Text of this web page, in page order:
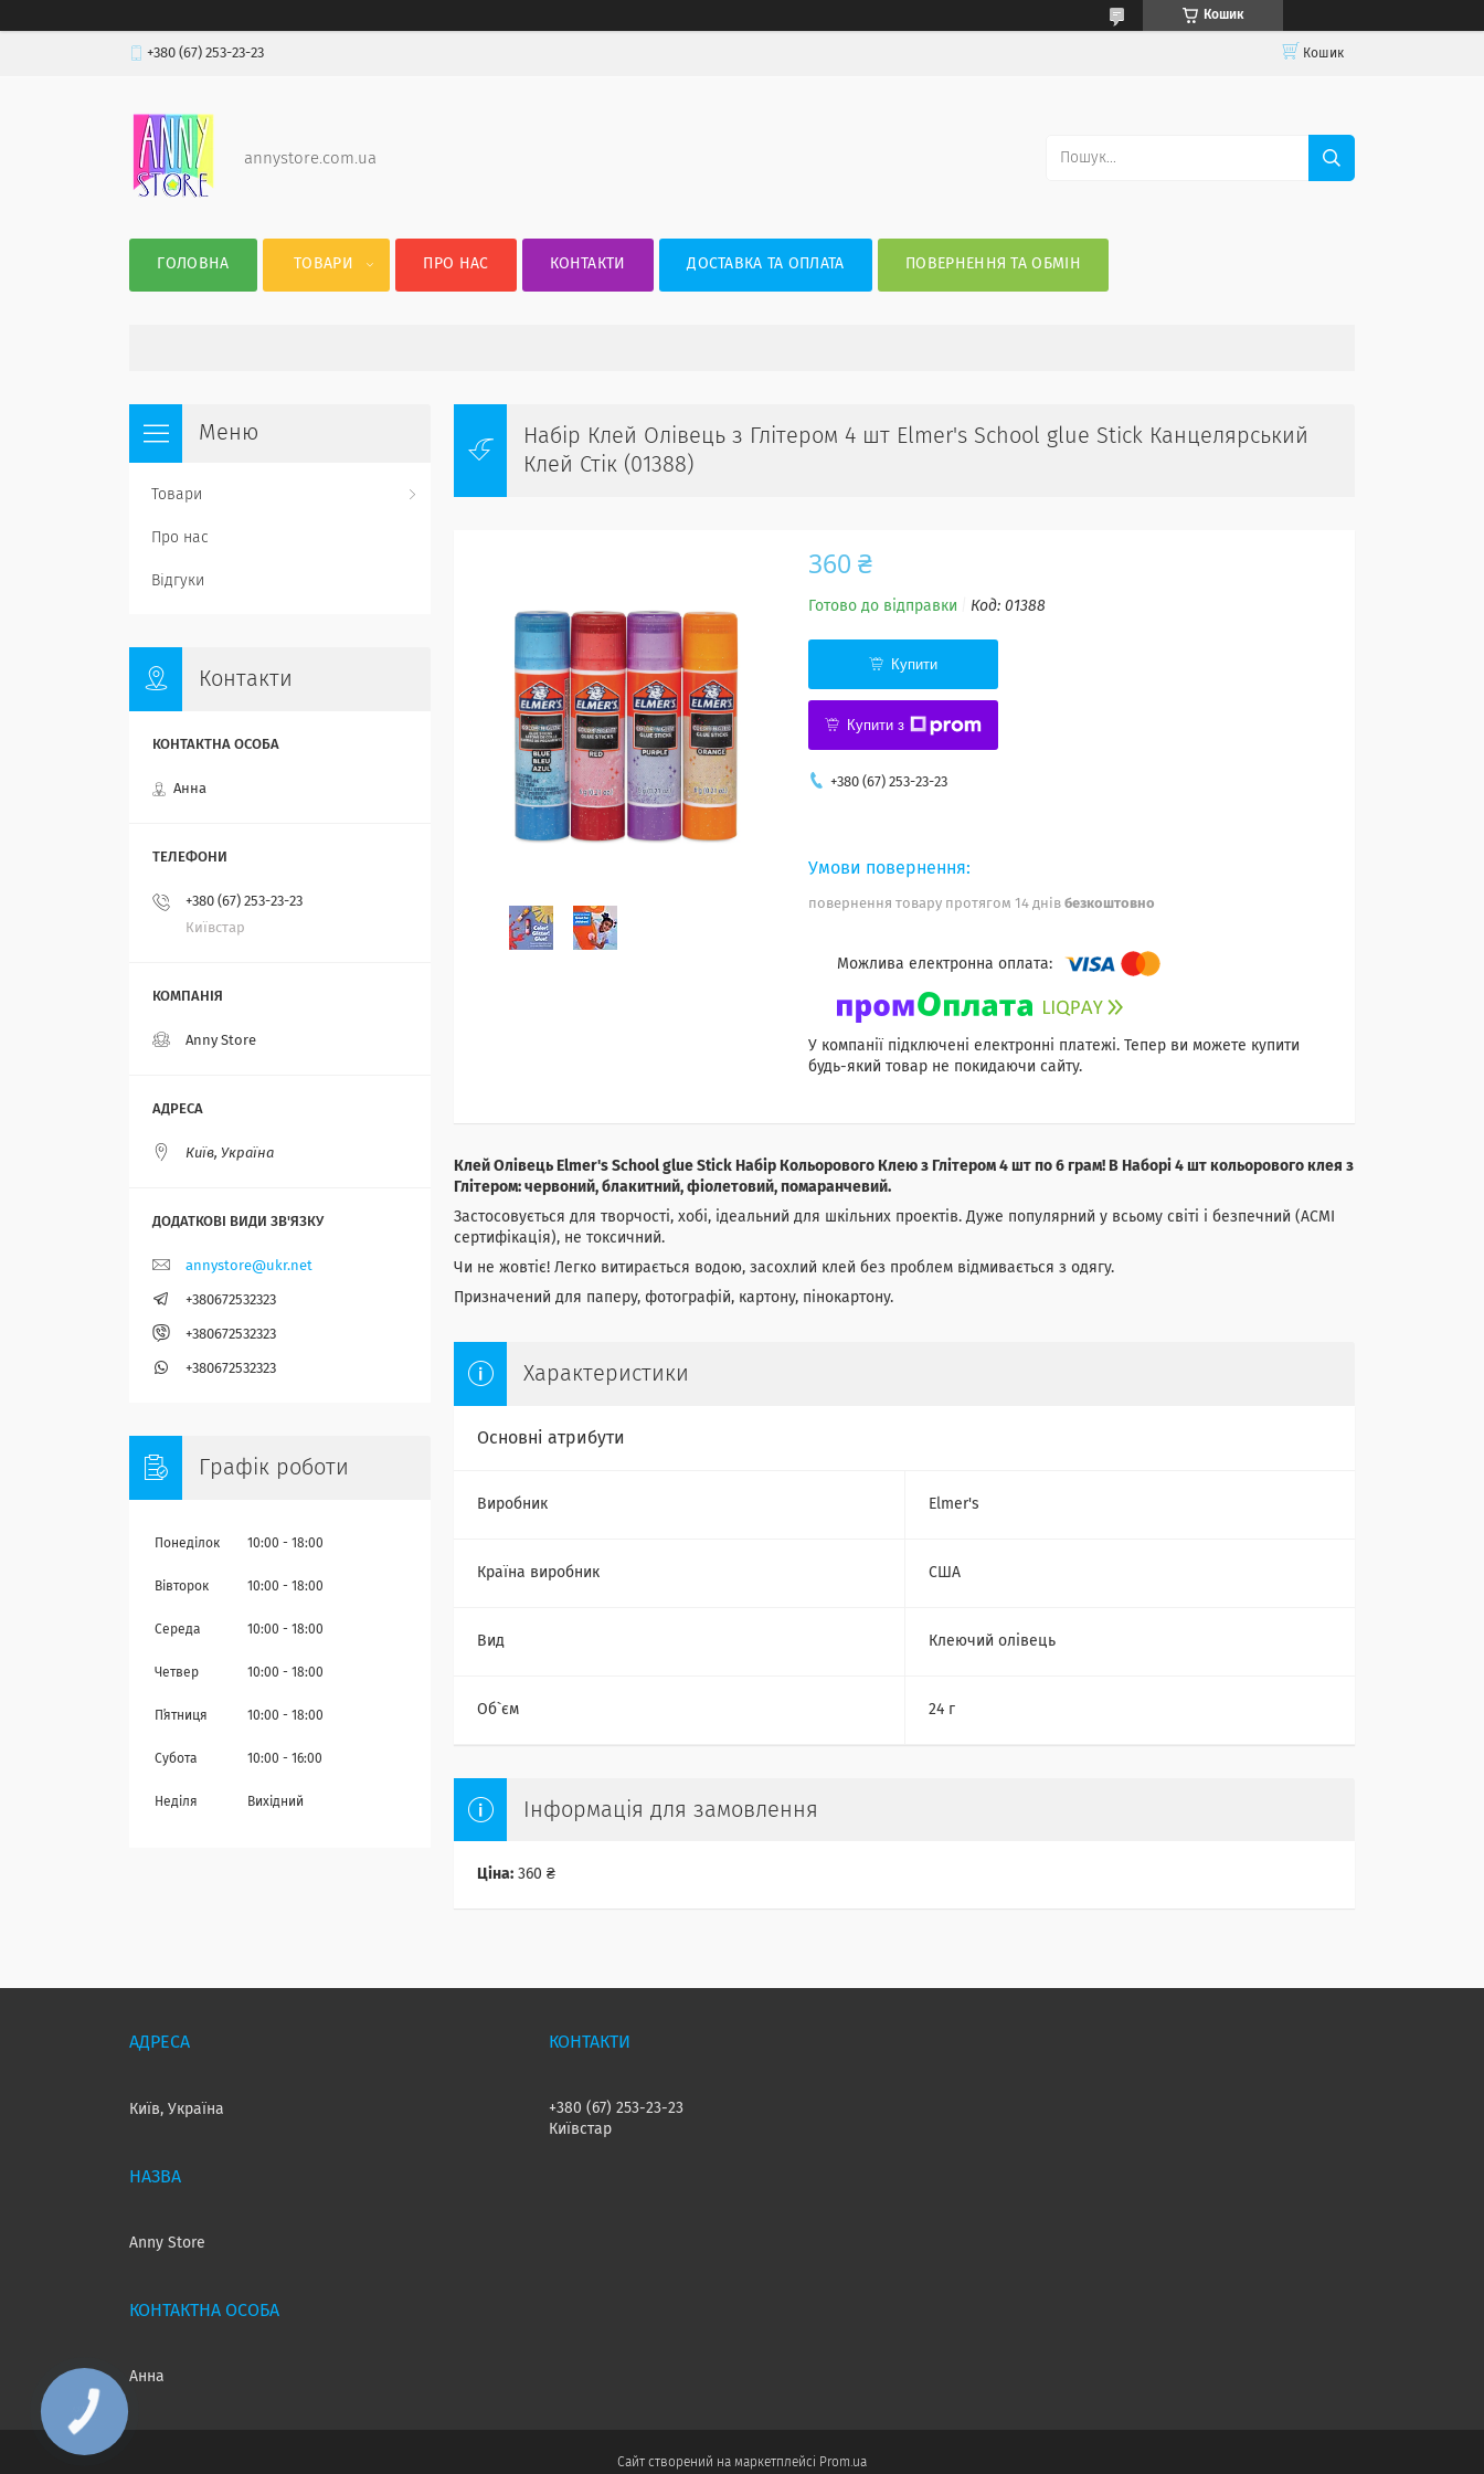
Кошик
+380 (67) 253-23-23 Кошик
annystore.com.ua
ГОЛОВНА ТОВАРИ ПРО НАС КОНТАКТИ ДОСТАВКА ТА ОПЛАТА ПОВЕРНЕННЯ ТА ОБМІН
Набір Клей Олівець з Глітером 4 шт Elmer's School glue Stick Канцелярський
Клей Стік (01388)
360 ₴
Готово до відправки Код: 01388
Купити
Купити з
+380 (67) 253-23-23
повернення товару протягом 14 днів безкоштовно
У компанії підключені електронні платежі. Тепер ви можете купити
будь-який товар не покидаючи сайту.
Клей Олівець Elmer's School glue Stick Набір Кольорового Клею з Глітером 4 шт по 6 грам! В Наборі 4 шт кольорового клея з
Глітером: червоний, блакитний, фіолетовий, помаранчевий.
Застосовується для творчості, хобі, ідеальний для шкільних проектів. Дуже популярний у всьому світі і безпечний (ACMI
сертифікація), не токсичний.
Чи не жовтіє! Легко витирається водою, засохлий клей без проблем відмивається з одягу.
Призначений для паперу, фотографій, картону, пінокартону.
Характеристики
Основні атрибути
Виробник Elmer's
Країна виробник США
Вид Клеючий олівець
Об`єм 24 г
Інформація для замовлення
Ціна: 360 ₴
Товари
Про нас
Відгуки
Контакти
Анна
+380 (67) 253-23-23
Київстар
Anny Store
Київ, Україна
annystore@ukr.net
+380672532323
+380672532323
+380672532323
Графік роботи
Понеділок 10:00 18:00
Вівторок 10:00 18:00
Середа 10:00 18:00
Четвер 10:00 18:00
Пʼятниця 10:00 18:00
Субота 10:00 16:00
Неділя Вихідний
Київ, Україна
Anny Store
Анна
+380 (67) 253-23-23
Київстар
Сайт створений на маркетплейсі Prom.ua
КНОПКА
ЗВ'ЯЗКУ